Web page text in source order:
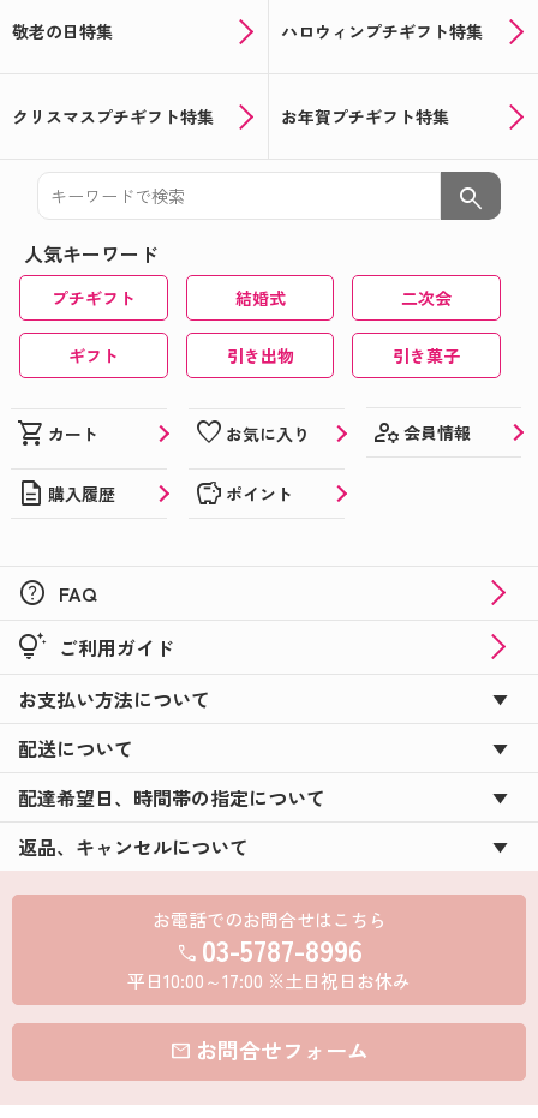
敬老の日特集 ハロウィンプチギフト特集
クリスマスプチギフト特集 お年賀プチギフト特集
search
人気キーワード
プチギフト 結婚式 二次会
ギフト 引き出物 引き菓子
shopping_cart カート favorite お気に入り manage_accounts 会員情報
description 購入履歴 savings ポイント
help FAQ
tips_and_updates ご利用ガイド
お支払い方法について
配送について
配達希望日、時間帯の指定について
返品、キャンセルについて
お電話でのお問合せはこちら
call 03-5787-8996
平日10:00～17:00 ※土日祝日お休み
mail お問合せフォーム